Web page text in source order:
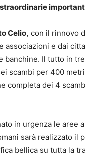
Celio, con il rinnovo
associazioni e dai
banchine. Il tutto in
scambi per 400
completa dei 4
in urgenza le aree
sarà realizzato il
bellica su tutta la